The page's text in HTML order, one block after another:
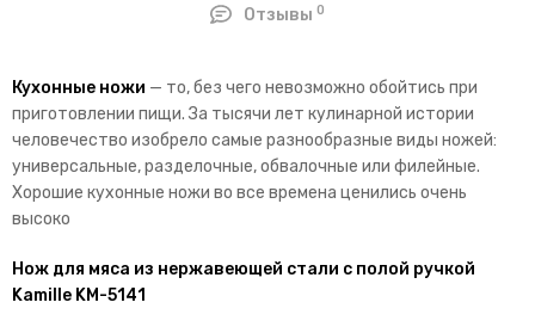
Отзывы0
Кухонные ножи — то, без чего невозможно обойтись при
приготовлении пищи. За тысячи лет кулинарной истории
человечество изобрело самые разнообразные виды ножей:
универсальные, разделочные, обвалочные или филейные.
Хорошие кухонные ножи во все времена ценились очень
высоко
Нож для мяса из нержавеющей стали с полой ручкой
Kamille KM-5141